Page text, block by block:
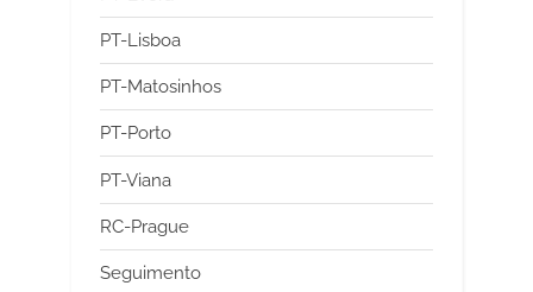
PT-Lisboa
PT-Matosinhos
PT-Porto
PT-Viana
RC-Prague
Seguimento